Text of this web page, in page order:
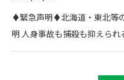
♦️緊急声明♦️北海道・東北等
明 人身事故も捕殺も抑えられ